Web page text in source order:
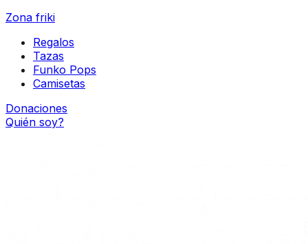
Zona friki
Regalos
Tazas
Funko Pops
Camisetas
Donaciones
Quién soy?